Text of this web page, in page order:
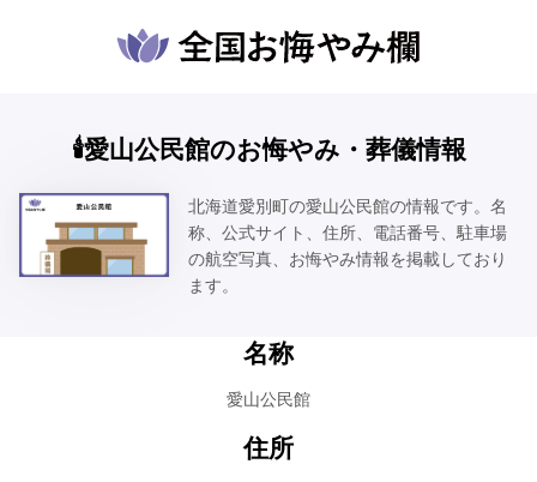
🕯️愛山公民館のお悔やみ・葬儀情報
北海道愛別町の愛山公民館の情報です。名
称、公式サイト、住所、電話番号、駐車場
の航空写真、お悔やみ情報を掲載しており
ます。
名称
愛山公民館
住所